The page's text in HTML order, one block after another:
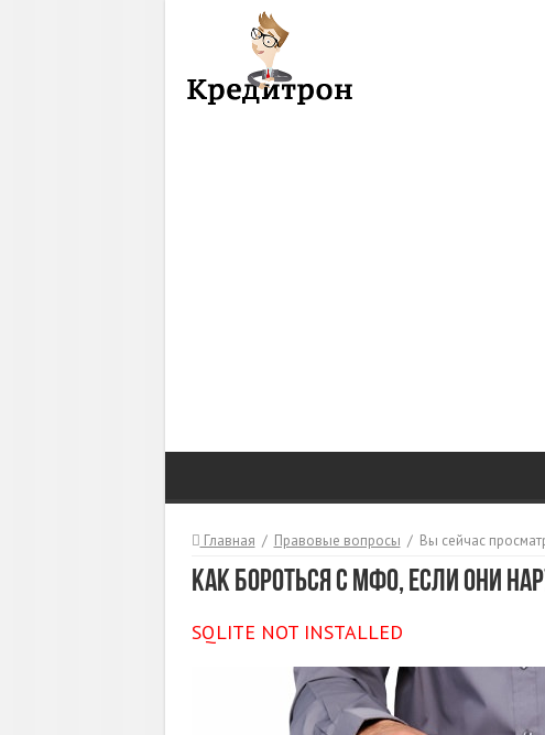
Главная / Правовые вопросы / Вы сейчас
Как бороться с МФО, если они
SQLITE NOT INSTALLED